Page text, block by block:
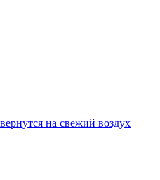
на свежий воздух